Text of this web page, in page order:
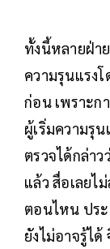
ทั้งนี้หลายฝ่า
ความรุนแรง
ก่อน เพราะ
ผู้เริ่มความรุ
ตรวจได้กล่า
แล้ว สื่อเลยไ
ตอนไหน ประ
ยังไม่อาจรู้ไ